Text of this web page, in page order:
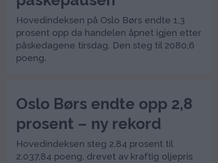
Hovedindeksen på Oslo Børs endte 1,3
prosent opp da handelen åpnet igjen etter
påskedagene tirsdag. Den steg til 2080,6
poeng.
Oslo Børs endte opp 2,8
prosent – ny rekord
Hovedindeksen steg 2,84 prosent til
2.037,84 poeng, drevet av kraftig oljepris